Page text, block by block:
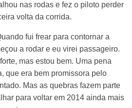
nas rodas e fez o piloto perder
volta da corrida.
fui frear para contornar a
a rodar e eu virei passageiro.
mas estou bem. Uma pena
que era bem promissora pelo
Mas as quebras fazem parte
para voltar em 2014 ainda mais